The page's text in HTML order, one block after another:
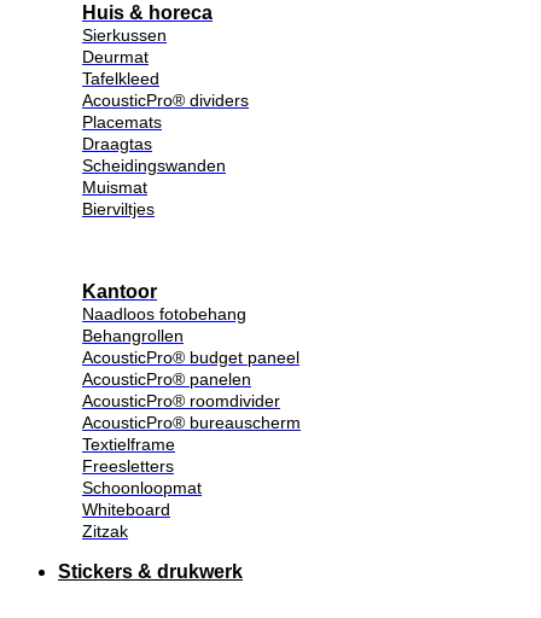
Huis & horeca
Sierkussen
Deurmat
Tafelkleed
AcousticPro® dividers
Placemats
Draagtas
Scheidingswanden
Muismat
Bierviltjes
Kantoor
Naadloos fotobehang
Behangrollen
AcousticPro® budget paneel
AcousticPro® panelen
AcousticPro® roomdivider
AcousticPro® bureauscherm
Textielframe
Freesletters
Schoonloopmat
Whiteboard
Zitzak
Stickers & drukwerk